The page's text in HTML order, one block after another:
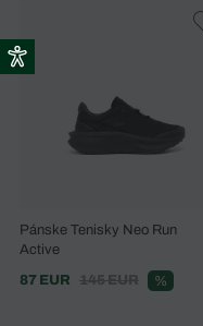
Pánske Tenisky Neo Run
Active
87 EUR
145 EUR %